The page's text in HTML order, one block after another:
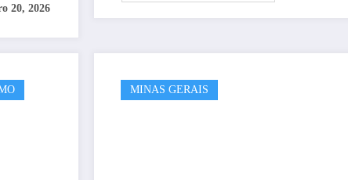
20, 2026
MINAS GERAIS